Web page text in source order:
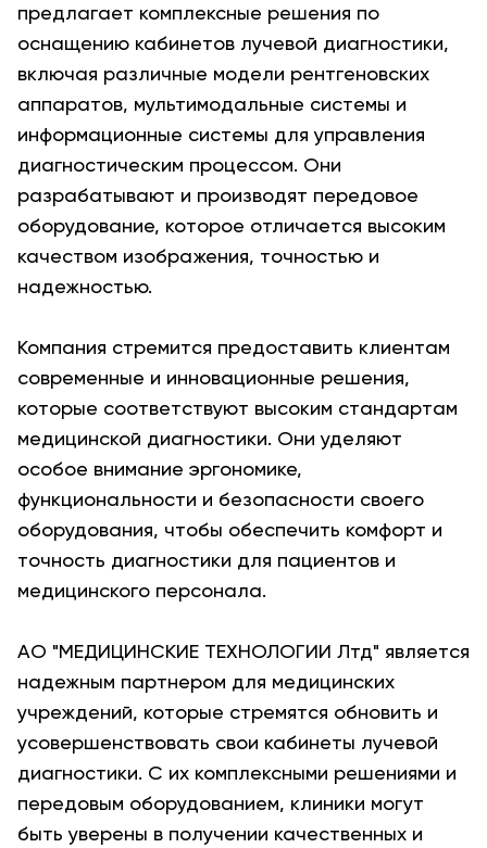
предлагает комплексные решения по
оснащению кабинетов лучевой диагностики,
включая различные модели рентгеновских
аппаратов, мультимодальные системы и
информационные системы для управления
диагностическим процессом. Они
разрабатывают и производят передовое
оборудование, которое отличается высоким
качеством изображения, точностью и
надежностью.
Компания стремится предоставить клиентам
современные и инновационные решения,
которые соответствуют высоким стандартам
медицинской диагностики. Они уделяют
особое внимание эргономике,
функциональности и безопасности своего
оборудования, чтобы обеспечить комфорт и
точность диагностики для пациентов и
медицинского персонала.
АО "МЕДИЦИНСКИЕ ТЕХНОЛОГИИ Лтд" является
надежным партнером для медицинских
учреждений, которые стремятся обновить и
усовершенствовать свои кабинеты лучевой
диагностики. С их комплексными решениями и
передовым оборудованием, клиники могут
быть уверены в получении качественных и